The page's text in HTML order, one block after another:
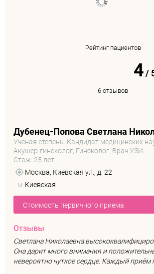
Рейтинг пациентов
4/
6 отзывов
Дубенец-Попова Светлана
Ученая степень: Кандидат медицинских
Акушер-гинеколог, Гинеколог, Врач УЗИ
Стаж: 25 лет
Москва, Киевская ул., д. 22
м. Киевская
Стоимость первичного приема
Отзывы
Светлана Николаевна
Она дарит много внимания и
невероятно чуткое сердце. Каждый приём